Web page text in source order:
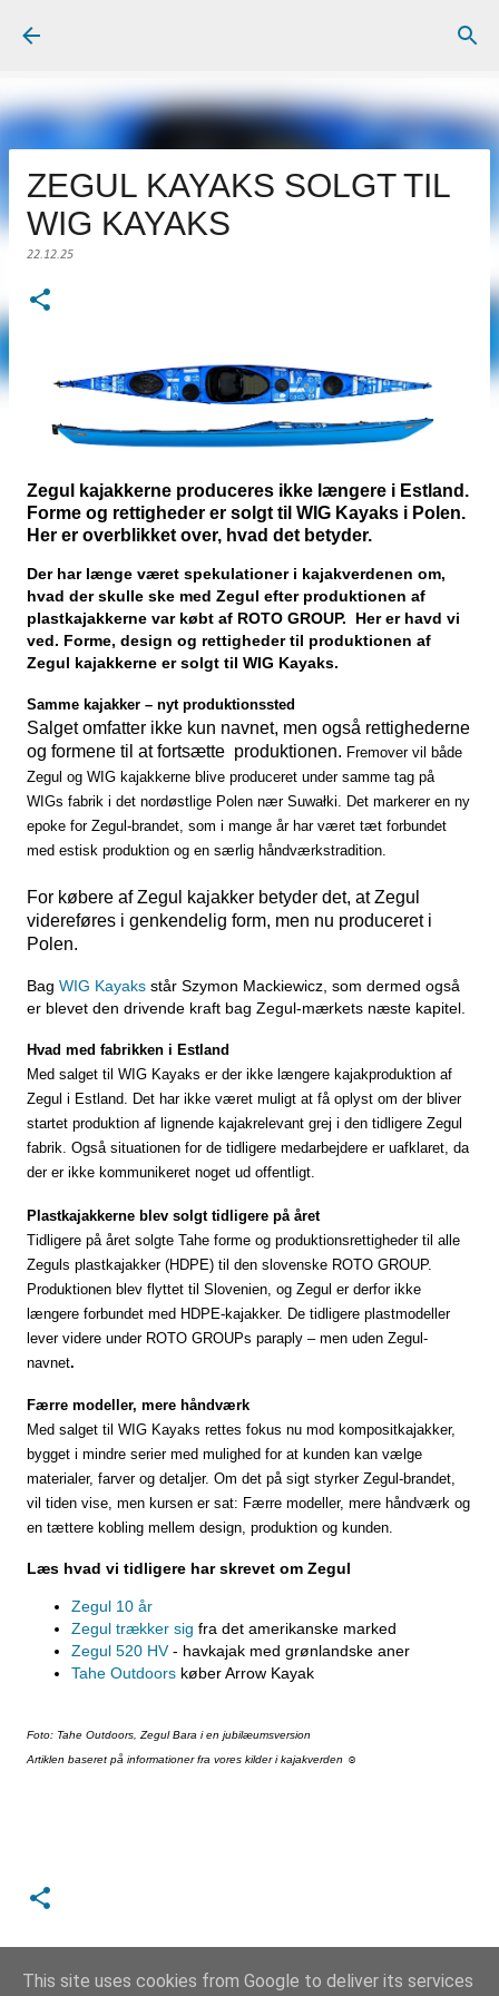
ZEGUL KAYAKS SOLGT TIL
WIG KAYAKS
22.12.25
Zegul kajakkerne produceres ikke længere i Estland.
Forme og rettigheder er solgt til WIG Kayaks i Polen.
Her er overblikket over, hvad det betyder.
Der har længe været spekulationer i kajakverdenen om,
hvad der skulle ske med Zegul efter produktionen af
plastkajakkerne var købt af ROTO GROUP. Her er havd vi
ved. Forme, design og rettigheder til produktionen af
Zegul kajakkerne er solgt til WIG Kayaks.
Samme kajakker – nyt produktionssted
Salget omfatter ikke kun navnet, men også rettighederne
og formene til at fortsætte produktionen. Fremover vil både
Zegul og WIG kajakkerne blive produceret under samme tag på
WIGs fabrik i det nordøstlige Polen nær Suwałki. Det markerer en ny
epoke for Zegul-brandet, som i mange år har været tæt forbundet
med estisk produktion og en særlig håndværkstradition.
For købere af Zegul kajakker betyder det, at Zegul
videreføres i genkendelig form, men nu produceret i
Polen.
Bag WIG Kayaks står Szymon Mackiewicz , som dermed også
er blevet den drivende kraft bag Zegul-mærkets næste kapitel.
Hvad med fabrikken i Estland
Med salget til WIG Kayaks er der ikke længere kajakproduktion af
Zegul i Estland. Det har ikke været muligt at få oplyst om der bliver
startet produktion af lignende kajakrelevant grej i den tidligere Zegul
fabrik. Også situationen for de tidligere medarbejdere er uafklaret, da
der er ikke kommunikeret noget ud offentligt.
Plastkajakkerne blev solgt tidligere på året
Tidligere på året solgte Tahe forme og produktionsrettigheder til alle
Zeguls plastkajakker (HDPE) til den slovenske ROTO GROUP.
Produktionen blev flyttet til Slovenien, og Zegul er derfor ikke
længere forbundet med HDPE-kajakker. De tidligere plastmodeller
lever videre under ROTO GROUPs paraply – men uden Zegul-
navnet.
Færre modeller, mere håndværk
Med salget til WIG Kayaks rettes fokus nu mod kompositkajakker,
bygget i mindre serier med mulighed for at kunden kan vælge
materialer, farver og detaljer. Om det på sigt styrker Zegul-brandet,
vil tiden vise, men kursen er sat: Færre modeller, mere håndværk og
en tættere kobling mellem design, produktion og kunden.
Læs hvad vi tidligere har skrevet om Zegul
Zegul 10 år
Zegul trækker sig fra det amerikanske marked
Zegul 520 HV- havkajak med grønlandske aner
Tahe Outdoors køber Arrow Kayak
Foto: Tahe Outdoors,Zegul Bara i en jubilæumsversion
Artiklen baseret på informationer fra vores kilder i kajakverden ☺
This site uses cookies from Google to deliver its services